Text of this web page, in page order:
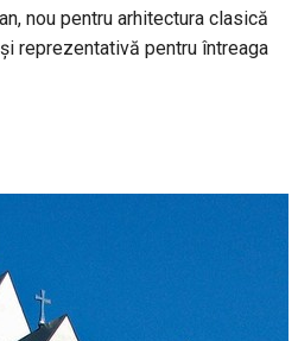
nou pentru arhitectura clasică
reprezentativă pentru întreaga